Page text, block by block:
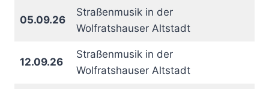
05.09.26
Straßenmusik in der
Wolfratshauser Altstadt
12.09.26
Straßenmusik in der
Wolfratshauser Altstadt